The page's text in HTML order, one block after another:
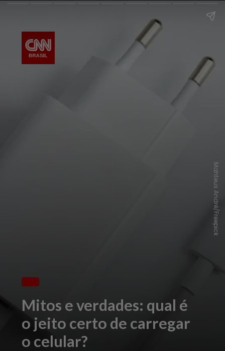
Mitos e verdades: qual é
o jeito certo de carregar
o celular?
Mahteus André/Freepick